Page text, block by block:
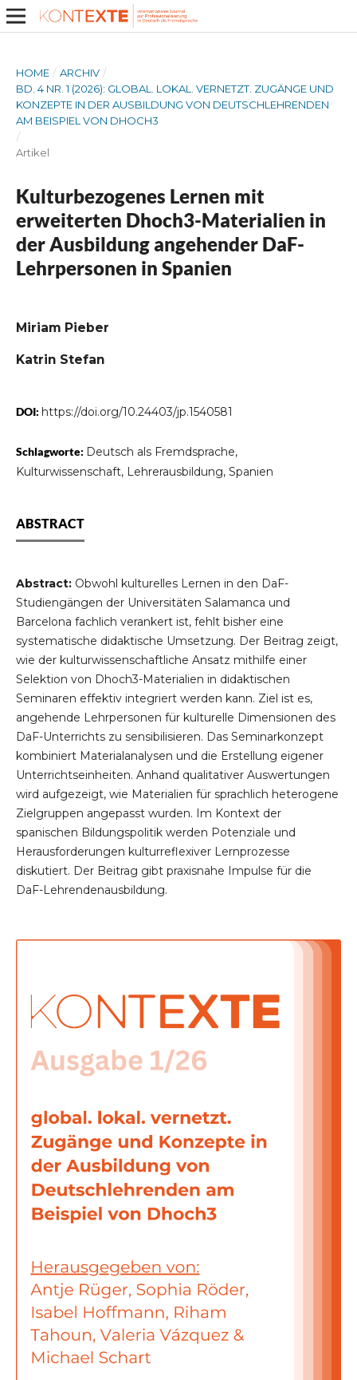
HOME / ARCHIV /
BD. 4 NR. 1 (2026): GLOBAL. LOKAL. VERNETZT. ZUGÄNGE UND
KONZEPTE IN DER AUSBILDUNG VON DEUTSCHLEHRENDEN
AM BEISPIEL VON DHOCH3
/
Artikel
Kulturbezogenes Lernen mit
erweiterten Dhoch3-Materialien in
der Ausbildung angehender DaF-
Lehrpersonen in Spanien
Miriam Pieber
Katrin Stefan
DOI: https://doi.org/10.24403/jp.1540581
Schlagworte: Deutsch als Fremdsprache,
Kulturwissenschaft, Lehrerausbildung, Spanien
ABSTRACT
Abstract: Obwohl kulturelles Lernen in den DaF-
Studiengängen der Universitäten Salamanca und
Barcelona fachlich verankert ist, fehlt bisher eine
systematische didaktische Umsetzung. Der Beitrag zeigt,
wie der kulturwissenschaftliche Ansatz mithilfe einer
Selektion von Dhoch3-Materialien in didaktischen
Seminaren effektiv integriert werden kann. Ziel ist es,
angehende Lehrpersonen für kulturelle Dimensionen des
DaF-Unterrichts zu sensibilisieren. Das Seminarkonzept
kombiniert Materialanalysen und die Erstellung eigener
Unterrichtseinheiten. Anhand qualitativer Auswertungen
wird aufgezeigt, wie Materialien für sprachlich heterogene
Zielgruppen angepasst wurden. Im Kontext der
spanischen Bildungspolitik werden Potenziale und
Herausforderungen kulturreflexiver Lernprozesse
diskutiert. Der Beitrag gibt praxisnahe Impulse für die
DaF-Lehrendenausbildung.